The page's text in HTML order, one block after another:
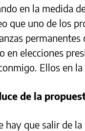
en la medida
que uno de los
en elecciones
Ellos en
de la
hay que salir de